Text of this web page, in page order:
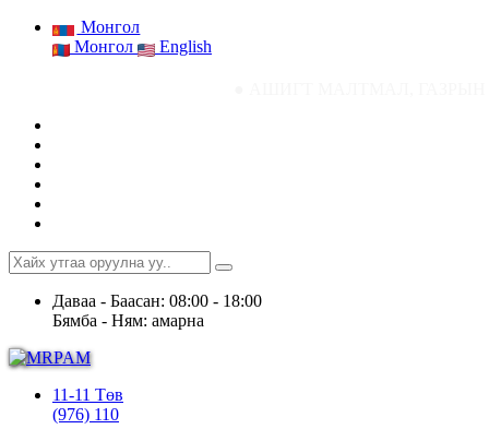
Монгол
Монгол
English
Даваа - Баасан: 08:00 - 18:00
Бямба - Ням: амарна
11-11 Төв
(976) 110